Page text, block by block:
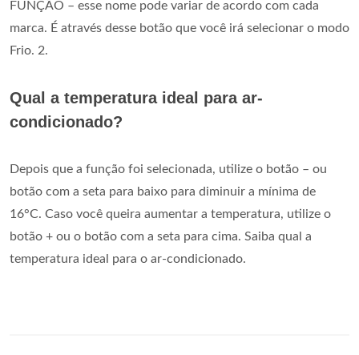
FUNÇÃO – esse nome pode variar de acordo com cada
marca. É através desse botão que você irá selecionar o modo
Frio. 2.
Qual a temperatura ideal para ar-
condicionado?
Depois que a função foi selecionada, utilize o botão – ou
botão com a seta para baixo para diminuir a mínima de
16°C. Caso você queira aumentar a temperatura, utilize o
botão + ou o botão com a seta para cima. Saiba qual a
temperatura ideal para o ar-condicionado.